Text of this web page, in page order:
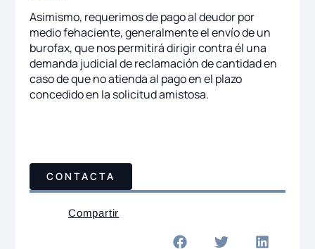
Asimismo, requerimos de pago al deudor por
medio fehaciente, generalmente el envío de un
burofax, que nos permitirá dirigir contra él una
demanda judicial de reclamación de cantidad en
caso de que no atienda al pago en el plazo
concedido en la solicitud amistosa.
CONTACTA
Compartir